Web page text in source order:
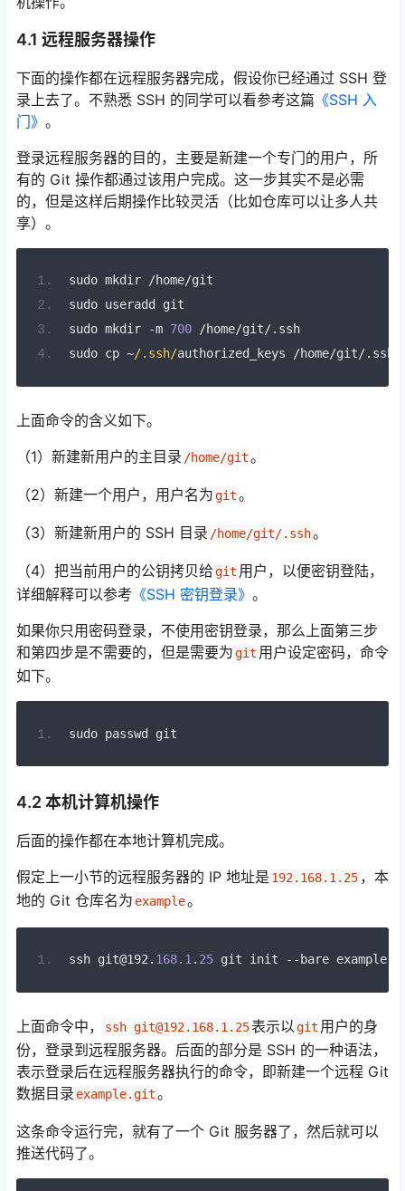
4.1 远程服务器操作
下面的操作都在远程服务器完成，假设你已经通过 SSH 登
录上去了。不熟悉 SSH 的同学可以看参考这篇 《SSH 入
门》 。
登录远程服务器的目的，主要是新建一个专门的用户，所
有的 Git 操作都通过该用户完成。这一步其实不是必需
的，但是这样后期操作比较灵活（比如仓库可以让多人共
享）。
sudo mkdir /home/git
sudo useradd git
sudo mkdir
-m 700 /home/git/. ssh
sudo cp ~/.ssh/authorized_keys /home/git/. ssh
上面命令的含义如下。
（1）新建新用户的主目录 /home/git。
（2）新建一个用户，用户名为git。
（3）新建新用户的 SSH 目录 /home/git/.ssh。
（4）把当前用户的公钥拷贝给git 用户，以便密钥登陆，
详细解释可以参考 《SSH 密钥登录》 。
如果你只用密码登录，不使用密钥登录，那么上面第三步
和第四步是不需要的，但是需要为git 用户设定密码，命令
如下。
sudo passwd git
4.2 本机计算机操作
后面的操作都在本地计算机完成。
假定上一小节的远程服务器的 IP 地址是 192.168.1.25 ，本
地的 Git 仓库名为 example。
ssh git@192. 168.1. 25 git init -- bare example.
上面命令中， ssh git@192.168.1.25表示以git 用户的身
份，登录到远程服务器。后面的部分是 SSH 的一种语法，
表示登录后在远程服务器执行的命令，即新建一个远程 Git
数据目录 example.git。
这条命令运行完，就有了一个 Git 服务器了，然后就可以
推送代码了。